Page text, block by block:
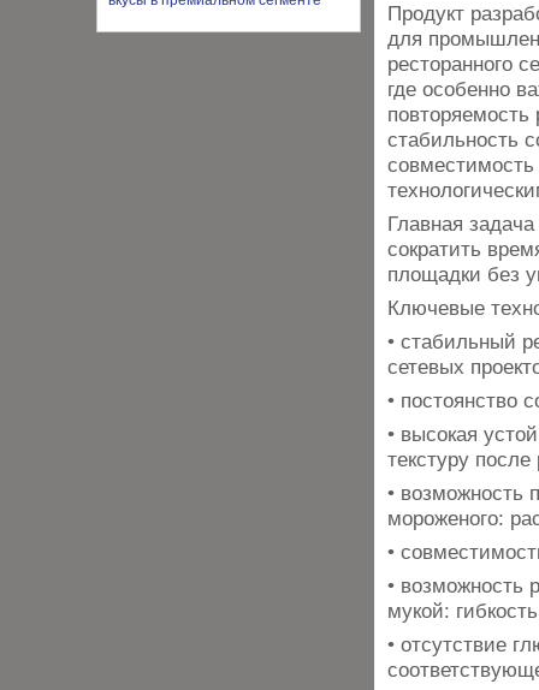
Продукт
для
ресторанного
где особенно
повторяемость
стабильность
Главная
сократить
площадки без
Ключевые
• стабильный
сетевых
• постоянство
• высокая
текстуру
• возможность
мороженого:
•
• возможность
мукой:
• отсутствие